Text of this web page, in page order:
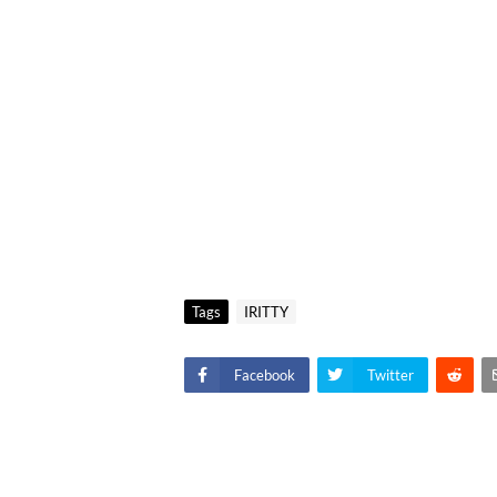
Tags IRITTY
Facebook Twitter